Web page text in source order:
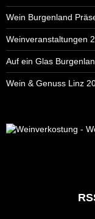
Wein Burgenland
Weinveranstaltungen
Auf ein Glas
Wein & Genuss Linz